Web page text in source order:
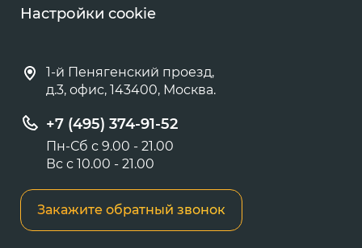
Настройки cookie
1-й Пенягенский проезд,
д.3, офис, 143400, Москва.
+7 (495) 374-91-52
Пн-Сб с 9.00 - 21.00
Вс с 10.00 - 21.00
Закажите обратный звонок